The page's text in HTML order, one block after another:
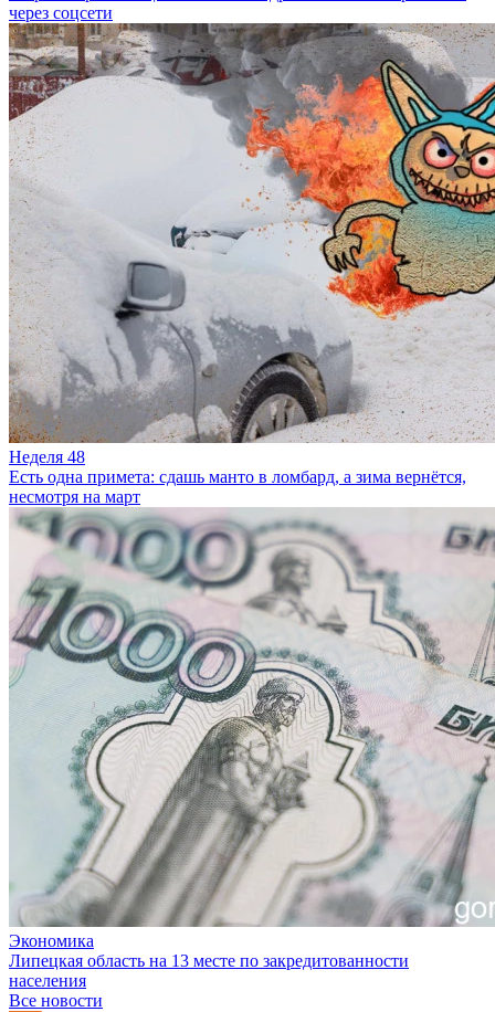
через соцсети
Неделя 48
Есть одна примета: сдашь манто в ломбард, а зима вернётся,
несмотря на март
Экономика
Липецкая область на 13 месте по закредитованности
населения
Все новости